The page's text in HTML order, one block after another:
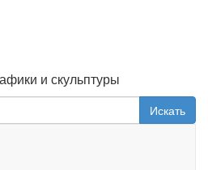
и скульптуры
Искать